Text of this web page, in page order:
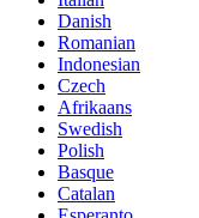
Danish
Romanian
Indonesian
Czech
Afrikaans
Swedish
Polish
Basque
Catalan